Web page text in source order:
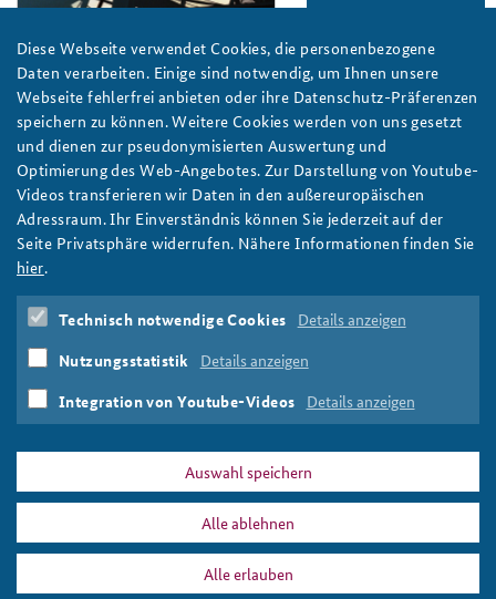
CC BY-NC-ND 2.0 DEED/chrisowenrichards
Keep Calm and Carry On
#angeBAKSt: Als Präsident der BAKS bezieht Botschafter
Ekkehard Brose noch einmal Stellung. Es geht um das
Grundbedürfnis nach Freiheit und Sicherheit und darum, was
uns dieses wert ist. Hier gehts zum Beitrag. Foto: CC BY-NC-ND
2.0 DEED/chrisowenrichards
weiter
Seiten
1
PRESSE DATENSCHUTZ IMPRESSUM FAQ
Drucken
Diese Webseite verwendet Cookies, die personenbezogene
Daten verarbeiten. Einige sind notwendig, um Ihnen unsere
Webseite fehlerfrei anbieten oder ihre Datenschutz-Präferenzen
speichern zu können. Weitere Cookies werden von uns gesetzt
und dienen zur pseudonymisierten Auswertung und
Optimierung des Web-Angebotes. Zur Darstellung von Youtube-
Videos transferieren wir Daten in den außereuropäischen
Adressraum. Ihr Einverständnis können Sie jederzeit auf der
Seite Privatsphäre widerrufen. Nähere Informationen finden Sie
hier.
Technisch notwendige Cookies Details anzeigen
Nutzungsstatistik Details anzeigen
Integration von Youtube-Videos Details anzeigen
Auswahl speichern
Alle ablehnen
Alle erlauben